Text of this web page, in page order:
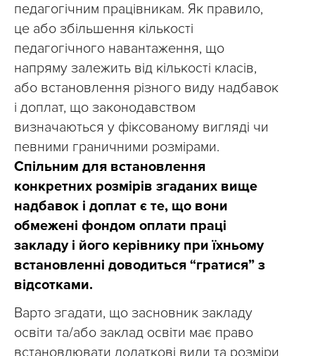
педагогічним працівникам. Як правило,
це або збільшення кількості
педагогічного навантаження, що
напряму залежить від кількості класів,
або встановлення різного виду надбавок
і доплат, що законодавством
визначаються у фіксованому вигляді чи
певними граничними розмірами.
Спільним для встановлення
конкретних розмірів згаданих вище
надбавок і доплат є те, що вони
обмежені фондом оплати праці
закладу і його керівнику при їхньому
встановленні доводиться “гратися” з
відсотками.
Варто згадати, що засновник закладу
освіти та/або заклад освіти має право
встановлювати додаткові види та розміри